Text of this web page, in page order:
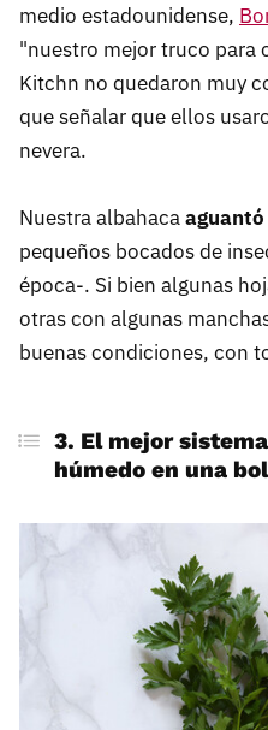
medio estadounidense,
"nuestro mejor truco para
Kitchn no quedaron muy
que señalar que ellos
nevera.
Nuestra albahaca
pequeños bocados de
época-. Si bien algunas
otras con algunas
buenas condiciones, con
3. El mejor
húmedo en una